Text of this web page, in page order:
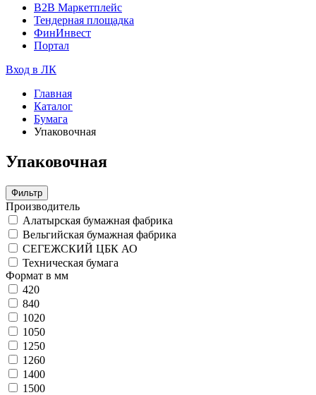
B2B Маркетплейс
Тендерная площадка
ФинИнвест
Портал
Вход в ЛК
Главная
Каталог
Бумага
Упаковочная
Упаковочная
Фильтр
Производитель
Алатырская бумажная фабрика
Вельгийская бумажная фабрика
СЕГЕЖСКИЙ ЦБК АО
Техническая бумага
Формат в мм
420
840
1020
1050
1250
1260
1400
1500